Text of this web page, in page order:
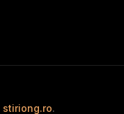
stiriong.ro.